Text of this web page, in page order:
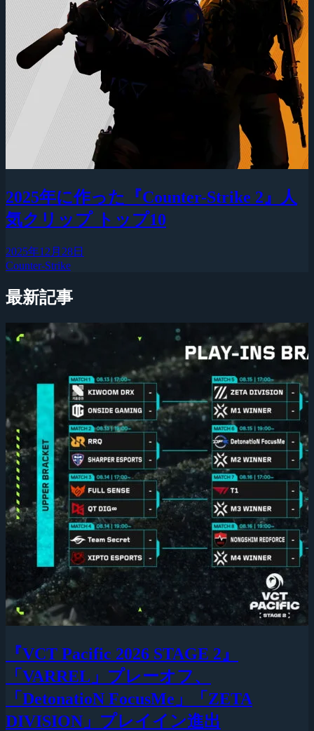
2025年に作った『Counter-Strike 2』人
気クリップ トップ10
2025年12月28日
Counter-Strike
最新記事
『VCT Pacific 2026 STAGE 2』
「VARREL」プレーオフ、
「DetonatioN FocusMe」「ZETA
DIVISION」プレイイン進出